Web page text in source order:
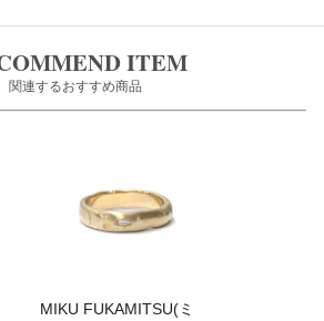
ITEM
関連するおすすめ商品
MIKU FUKAMITSU(ミ